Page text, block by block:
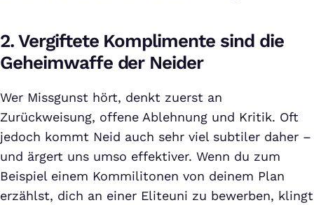
2. Vergiftete Komplimente sind die
Geheimwaffe der Neider
Wer Missgunst hört, denkt zuerst an
Zurückweisung, offene Ablehnung und Kritik. Oft
jedoch kommt Neid auch sehr viel subtiler daher –
und ärgert uns umso effektiver. Wenn du zum
Beispiel einem Kommilitonen von deinem Plan
erzählst, dich an einer Eliteuni zu bewerben, klingt